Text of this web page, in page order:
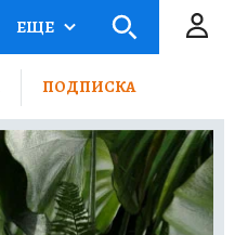
ЕЩЕ
ПОДПИСКА